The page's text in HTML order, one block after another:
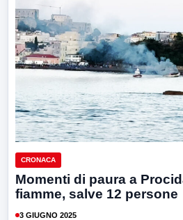
CRONACA
Momenti di paura a
fiamme, salve 12 persone
3 GIUGNO 2025